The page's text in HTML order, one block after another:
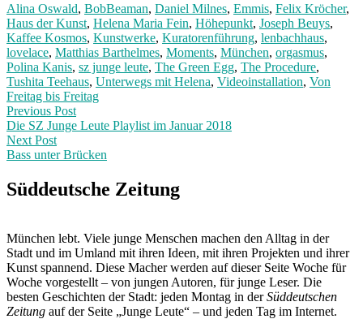
Alina Oswald, BobBeaman, Daniel Milnes, Emmis, Felix Kröcher,
Haus der Kunst, Helena Maria Fein, Höhepunkt, Joseph Beuys,
Kaffee Kosmos, Kunstwerke, Kuratorenführung, lenbachhaus,
lovelace, Matthias Barthelmes, Moments, München, orgasmus,
Polina Kanis, sz junge leute, The Green Egg, The Procedure,
Tushita Teehaus, Unterwegs mit Helena, Videoinstallation, Von
Freitag bis Freitag
Post
navigation
Previous PostPrevious
post:
Die SZ Junge Leute Playlist im Januar 2018
Next Post
Bass unter Brücken
Post:
Süddeutsche Zeitung
München lebt. Viele junge Menschen machen den Alltag in der
Stadt und im Umland mit ihren Ideen, mit ihren Projekten und ihrer
Kunst spannend. Diese Macher werden auf dieser Seite Woche für
Woche vorgestellt – von jungen Autoren, für junge Leser. Die
besten Geschichten der Stadt: jeden Montag in derSüddeutschen
Zeitung auf der Seite „Junge Leute“ – und jeden Tag im Internet.